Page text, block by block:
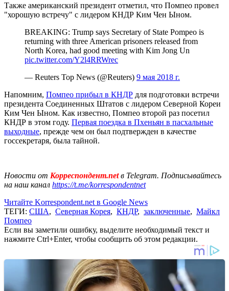
Также американский президент отметил, что Помпео провел
"хорошую встречу" с лидером КНДР Ким Чен Ыном.
BREAKING: Trump says Secretary of State Pompeo is
returning with three American prisoners released from
North Korea, had good meeting with Kim Jong Un
pic.twitter.com/Y2l4RRWrec
— Reuters Top News (@Reuters) 9 мая 2018 г.
Напомним, Помпео прибыл в КНДР для подготовки встречи
президента Соединенных Штатов с лидером Северной Кореи
Ким Чен Ыном. Как известно, Помпео второй раз посетил
КНДР в этом году. Первая поездка в Пхеньян в пасхальные
выходные, прежде чем он был подтвержден в качестве
госсекретаря, была тайной.
Новости от Корреспондент.netв Telegram. Подписывайтесь
на наш канал https://t.me/korrespondentnet
Читайте Korrespondent.net в Google News
ТЕГИ: США, Северная Корея, КНДР, заключенные, Майкл
Помпео
Если вы заметили ошибку, выделите необходимый текст и
нажмите Ctrl+Enter, чтобы сообщить об этом редакции.